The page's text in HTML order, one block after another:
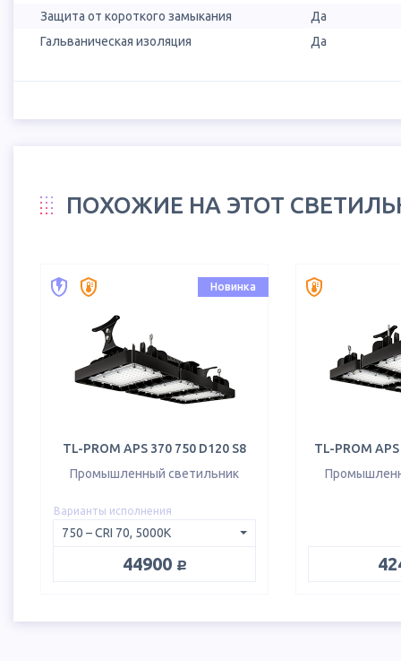
Защита от короткого замыкания
Да
Гальваническая изоляция
Да
ПОХОЖИЕ НА ЭТОТ
Новинка
TL-PROM APS 370 750 D120 S8
Промышленный светильник
Варианты исполнения
44900 руб.
TL-PROM